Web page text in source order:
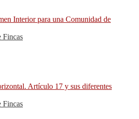
Interior para una Comunidad de
Fincas
Artículo 17 y sus diferentes
Fincas